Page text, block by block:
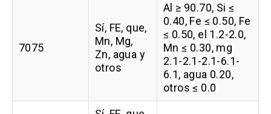
7075
Sí, FE, que,
Mn, Mg,
Zn, agua y
otros
Al ≥ 90.70, Si ≤
0.40, Fe ≤ 0.50, Fe
≤ 0.50, el 1.2-2.0,
Mn ≤ 0.30, mg
2.1-2.1-2.1-6.1-
6.1, agua 0.20,
otros ≤ 0.0